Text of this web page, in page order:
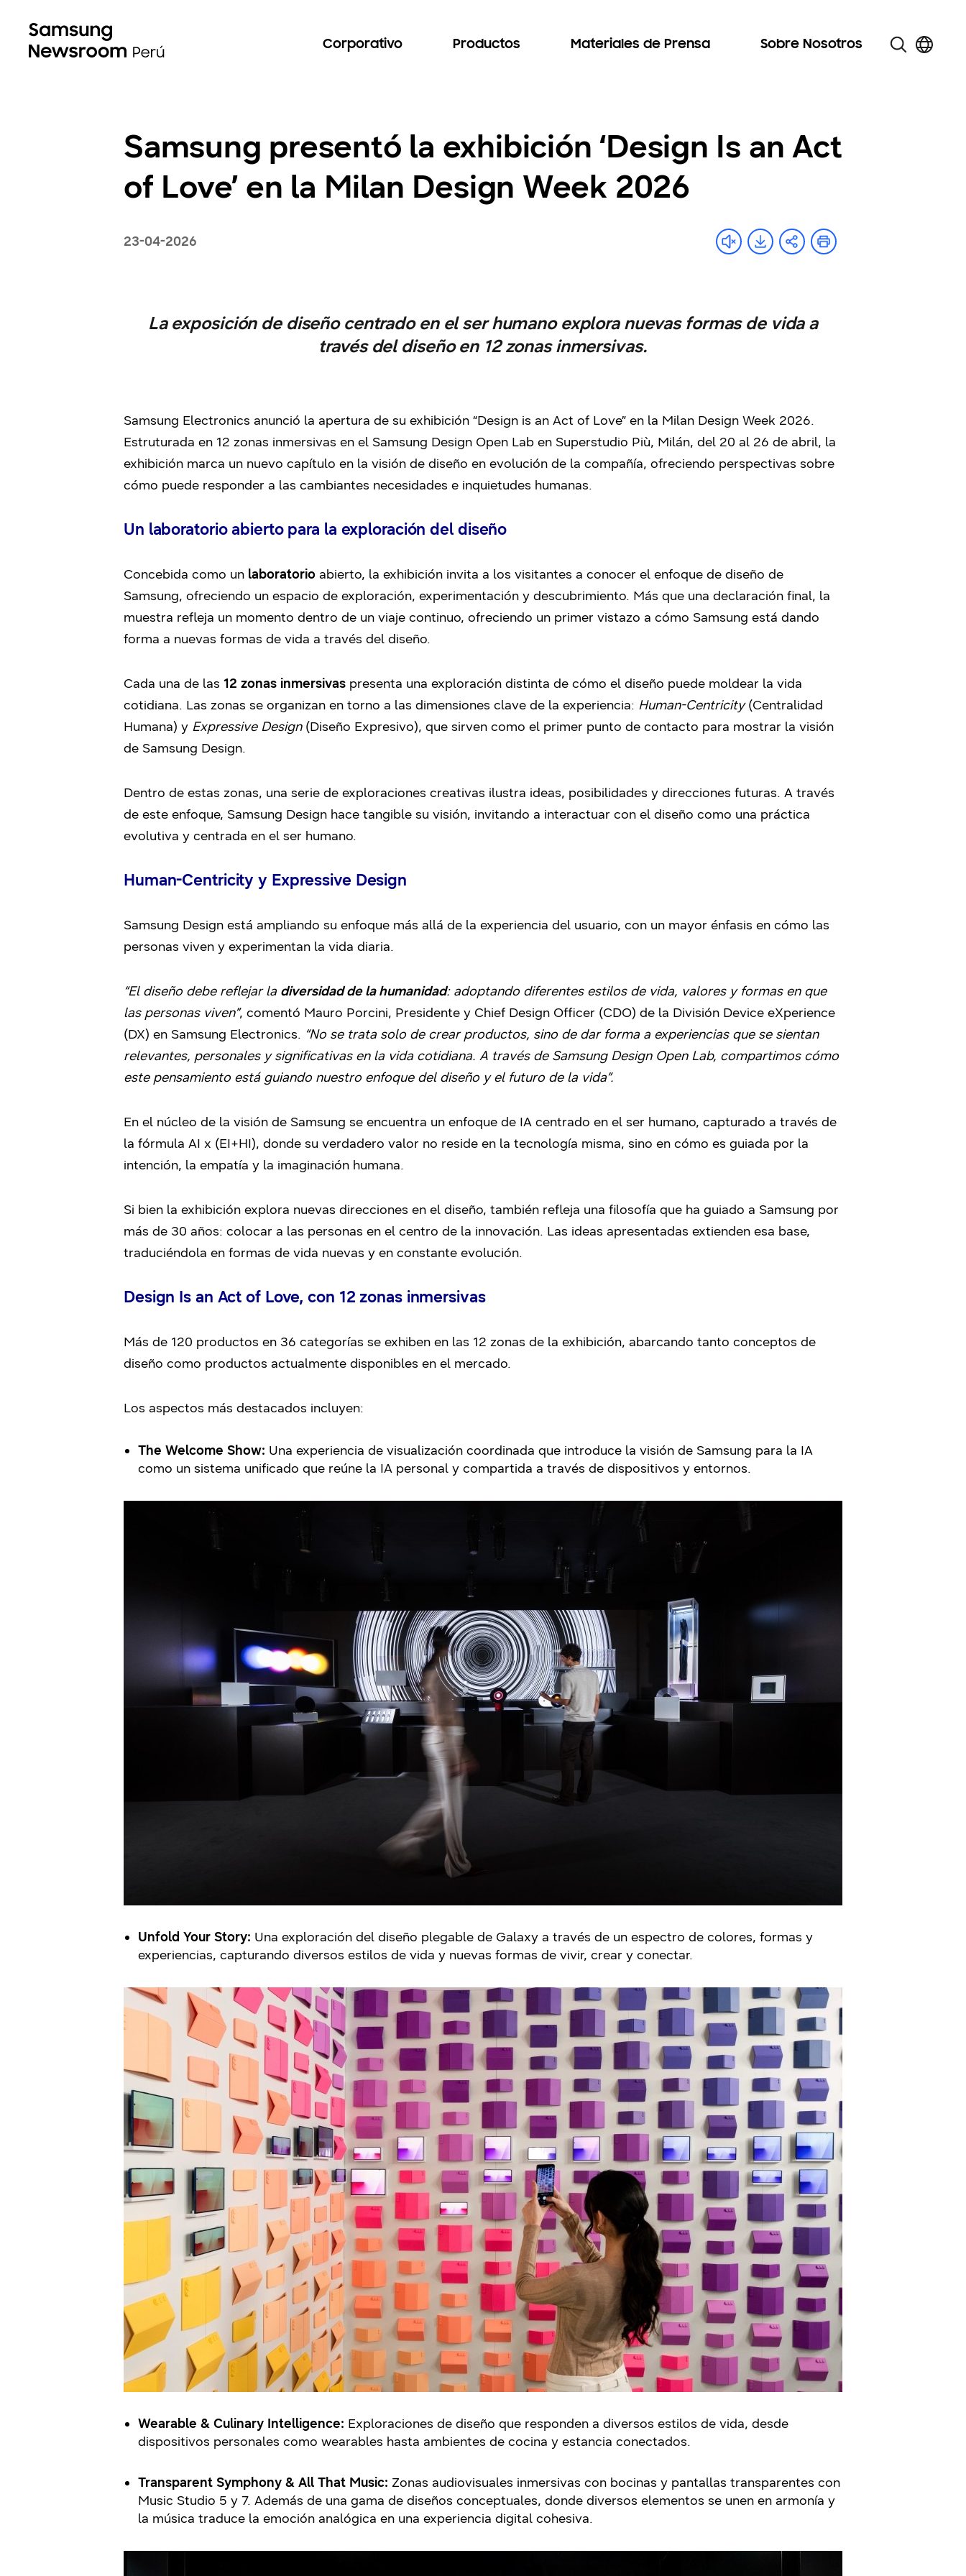
Corporativo Productos Materiales de Prensa Sobre Nosotros
Samsung presentó la exhibición ‘Design Is an Act
of Love’ en la Milan Design Week 2026
23-04-2026
La exposición de diseño centrado en el ser humano explora nuevas formas de vida a
través del diseño en 12 zonas inmersivas.
Samsung Electronics anunció la apertura de su exhibición “Design is an Act of Love” en la Milan Design Week 2026.
Estruturada en 12 zonas inmersivas en el Samsung Design Open Lab en Superstudio Più, Milán, del 20 al 26 de abril, la
exhibición marca un nuevo capítulo en la visión de diseño en evolución de la compañía, ofreciendo perspectivas sobre
cómo puede responder a las cambiantes necesidades e inquietudes humanas.
Un laboratorio abierto para la exploración del diseño
Concebida como un laboratorio abierto, la exhibición invita a los visitantes a conocer el enfoque de diseño de
Samsung, ofreciendo un espacio de exploración, experimentación y descubrimiento. Más que una declaración final, la
muestra refleja un momento dentro de un viaje continuo, ofreciendo un primer vistazo a cómo Samsung está dando
forma a nuevas formas de vida a través del diseño.
Cada una de las 12 zonas inmersivas presenta una exploración distinta de cómo el diseño puede moldear la vida
cotidiana. Las zonas se organizan en torno a las dimensiones clave de la experiencia: Human-Centricity(Centralidad
Humana) y Expressive Design(Diseño Expresivo), que sirven como el primer punto de contacto para mostrar la visión
de Samsung Design.
Dentro de estas zonas, una serie de exploraciones creativas ilustra ideas, posibilidades y direcciones futuras. A través
de este enfoque, Samsung Design hace tangible su visión, invitando a interactuar con el diseño como una práctica
evolutiva y centrada en el ser humano.
Human-Centricity y Expressive Design
Samsung Design está ampliando su enfoque más allá de la experiencia del usuario, con un mayor énfasis en cómo las
personas viven y experimentan la vida diaria.
“El diseño debe reflejar la diversidad de la humanidad: adoptando diferentes estilos de vida, valores y formas en que
las personas viven”, comentó Mauro Porcini, Presidente y Chief Design Officer (CDO) de la División Device eXperience
(DX) en Samsung Electronics. “No se trata solo de crear productos, sino de dar forma a experiencias que se sientan
relevantes, personales y significativas en la vida cotidiana. A través de Samsung Design Open Lab, compartimos cómo
este pensamiento está guiando nuestro enfoque del diseño y el futuro de la vida”.
En el núcleo de la visión de Samsung se encuentra un enfoque de IA centrado en el ser humano, capturado a través de
la fórmula AI x (EI+HI), donde su verdadero valor no reside en la tecnología misma, sino en cómo es guiada por la
intención, la empatía y la imaginación humana.
Si bien la exhibición explora nuevas direcciones en el diseño, también refleja una filosofía que ha guiado a Samsung por
más de 30 años: colocar a las personas en el centro de la innovación. Las ideas apresentadas extienden esa base,
traduciéndola en formas de vida nuevas y en constante evolución.
Design Is an Act of Love, con 12 zonas inmersivas
Más de 120 productos en 36 categorías se exhiben en las 12 zonas de la exhibición, abarcando tanto conceptos de
diseño como productos actualmente disponibles en el mercado.
Los aspectos más destacados incluyen:
The Welcome Show: Una experiencia de visualización coordinada que introduce la visión de Samsung para la IA
como un sistema unificado que reúne la IA personal y compartida a través de dispositivos y entornos.
Unfold Your Story: Una exploración del diseño plegable de Galaxy a través de un espectro de colores, formas y
experiencias, capturando diversos estilos de vida y nuevas formas de vivir, crear y conectar.
Wearable & Culinary Intelligence: Exploraciones de diseño que responden a diversos estilos de vida, desde
dispositivos personales como wearables hasta ambientes de cocina y estancia conectados.
Transparent Symphony & All That Music: Zonas audiovisuales inmersivas con bocinas y pantallas transparentes con
Music Studio 5 y 7. Además de una gama de diseños conceptuales, donde diversos elementos se unen en armonía y
la música traduce la emoción analógica en una experiencia digital cohesiva.